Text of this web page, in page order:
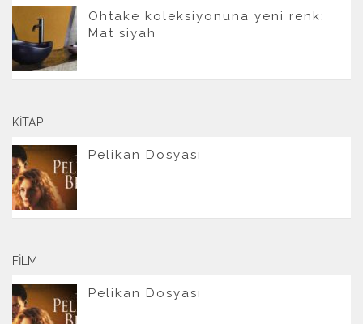
Ohtake koleksiyonuna yeni renk:
Mat siyah
KITAP
Pelikan Dosyası
FILM
Pelikan Dosyası